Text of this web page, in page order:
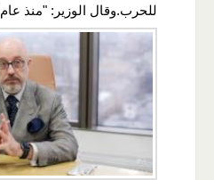
للحرب.وقال الوزير: "منذ عام 2014، الحرب...